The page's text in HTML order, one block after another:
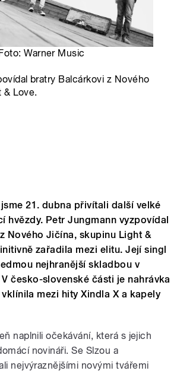
Warner Music
bratry Balcárkovi z Nového
& Love.
21. dubna přivítali další velké
hvězdy. Petr Jungmann vyzpovídal
Nového Jičína, skupinu Light &
zařadila mezi elitu. Její singl
nejhranější skladbou v
česko-slovenské části je nahrávka
mezi hity Xindla X a kapely
naplnili očekávání, která s jejich
novináři. Se Slzou a
nejvýraznějšími novými tvářemi